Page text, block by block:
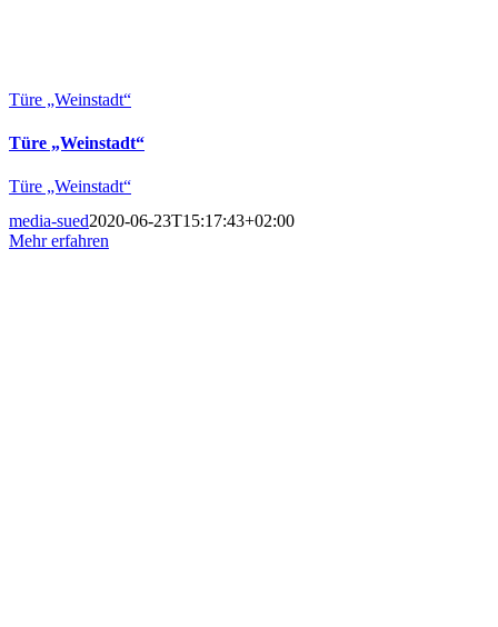
Türe „Weinstadt“
Türe „Weinstadt“
Türe „Weinstadt“
media-sued2020-06-23T15:17:43+02:00
Mehr erfahren